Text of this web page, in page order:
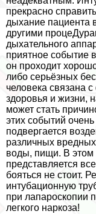
прекрасно
дыхание пациента
другими
дыхательного
приятное событие
он проходит
либо серьёзных
человека связана
здоровья и жизни,
может стать
этих событий
подвергается
различных
воды, пищи. В этом
представляется
бояться не стоит.
интубационную
при
легкого наркоза!